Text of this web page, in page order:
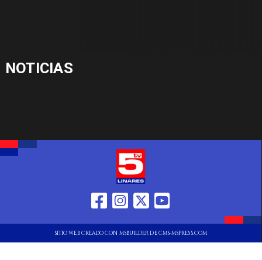
NOTICIAS
SITIO WEB CREADO CON MSBUILDER DE CMS-MSPRESS.COM